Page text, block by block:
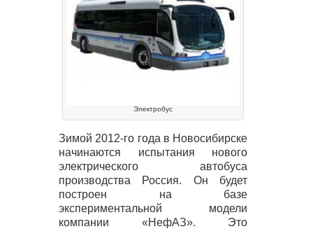
Электробус
Зимой 2012-го года в Новосибирске
начинаются испытания нового
электрического автобуса
производства Россия. Он будет
построен на базе
экспериментальной модели
компании «НефАЗ». Это